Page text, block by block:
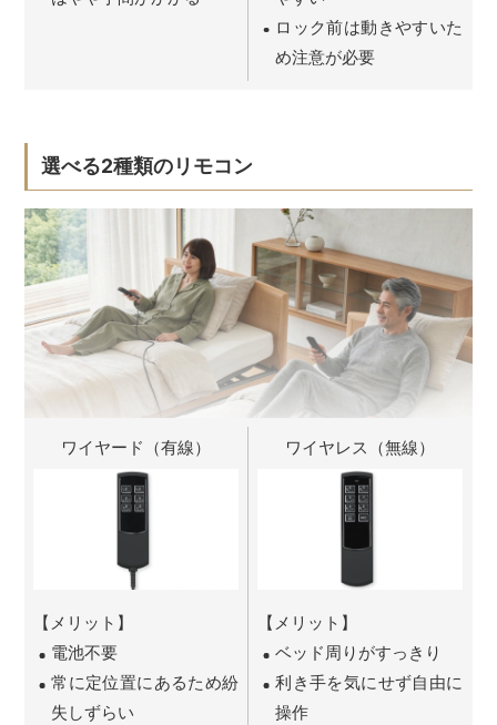
ロック前は動きやすいた
め注意が必要
選べる2種類のリモコン
ワイヤード（有線） ワイヤレス（無線）
【メリット】
電池不要
常に定位置にあるため紛
失しずらい
【メリット】
ベッド周りがすっきり
利き手を気にせず自由に
操作